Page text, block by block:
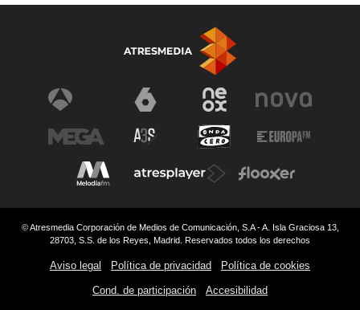
© Atresmedia Corporación de Medios de Comunicación, S.A - A. Isla Graciosa 13,
28703, S.S. de los Reyes, Madrid. Reservados todos los derechos
Aviso legal Política de privacidad Política de cookies
Cond. de participación Accesibilidad